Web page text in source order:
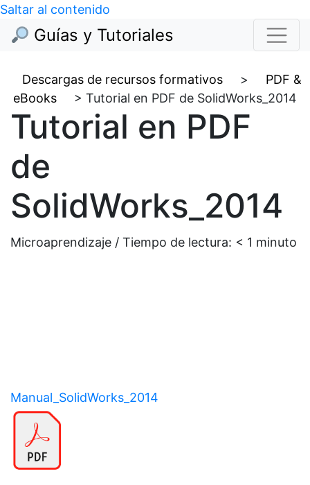
Saltar al contenido
Guías y Tutoriales
Descargas de recursos formativos >
PDF &
eBooks
> Tutorial en PDF de SolidWorks_2014
Tutorial en PDF
de
SolidWorks_2014
Microaprendizaje / Tiempo de lectura: < 1 minuto
Manual_SolidWorks_2014